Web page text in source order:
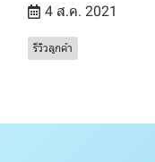
4 ส.ค. 2021
รีวิวลูกค้า